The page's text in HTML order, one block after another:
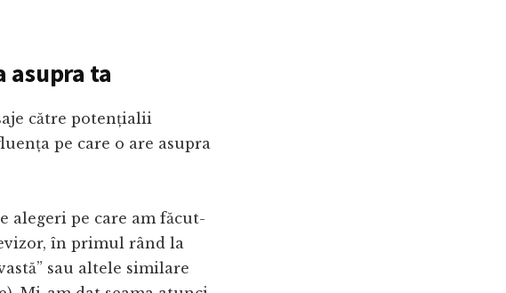
asupra ta
către potențialii
pe care o are asupra
alegeri pe care am făcut-
în primul rând la
sau altele similare